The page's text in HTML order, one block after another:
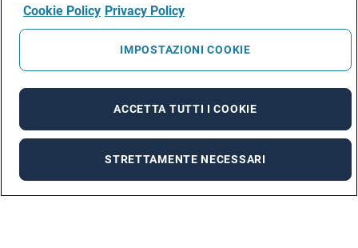
Cookie Policy Privacy Policy
IMPOSTAZIONI COOKIE
STRETTAMENTE NECESSARI
ACCETTA TUTTI I COOKIE